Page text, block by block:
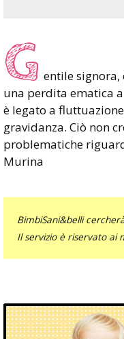
G entile signora,
una perdita ematica
è legato a
gravidanza. Ciò non
problematiche
Murina
BimbiSani&belli
Il servizio è riservato ai